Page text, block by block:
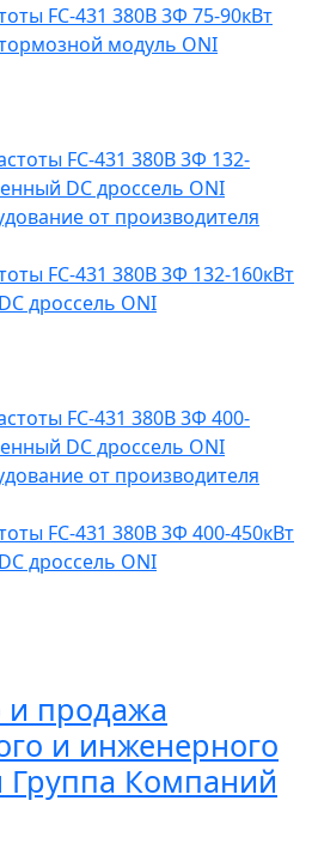
FC-431 380В 3Ф 75-90кВт
модуль ONI
FC-431 380В 3Ф 132-160кВт
дроссель ONI
FC-431 380В 3Ф 400-450кВт
дроссель ONI
и продажа
и инженерного
Группа Компаний